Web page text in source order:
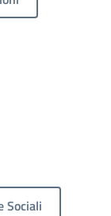
Sociali